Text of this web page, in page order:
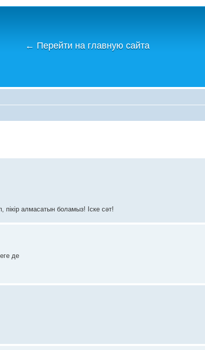
← Перейти на главную сайта
алмасатын боламыз! Іске сәт!
де